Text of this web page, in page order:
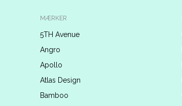
MÆRKER
5TH Avenue
Angro
Apollo
Atlas Design
Bamboo